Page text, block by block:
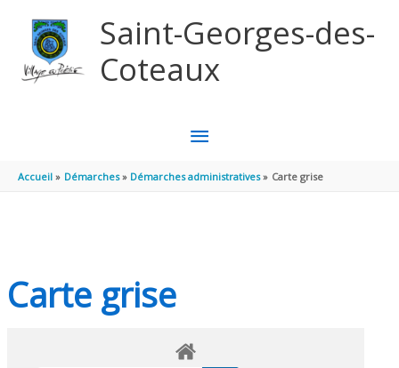
Saint-Georges-des-
Coteaux
MENU
PRINCIPAL
Accueil Démarches Démarches administratives Carte grise
Carte grise